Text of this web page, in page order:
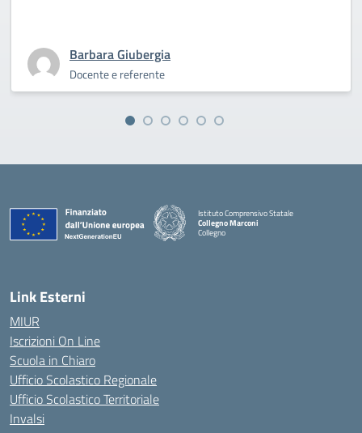
Barbara Giubergia
Docente e referente
Istituto Comprensivo Statale
Collegno Marconi
Collegno
Link Esterni
MIUR
Iscrizioni On Line
Scuola in Chiaro
Ufficio Scolastico Regionale
Ufficio Scolastico Territoriale
Invalsi